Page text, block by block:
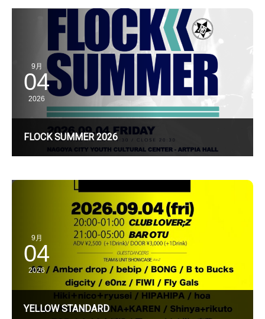
FLOCK SUMMER 2026
9月
04
2026
YELLOW STANDARD
9月
04
2026